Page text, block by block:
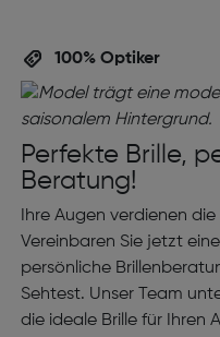
100% Optiker
Perfekte Brille,
Beratung!
Ihre Augen verdienen
Vereinbaren Sie jetzt
persönliche
Sehtest. Unser Team
die ideale Brille für Ihren